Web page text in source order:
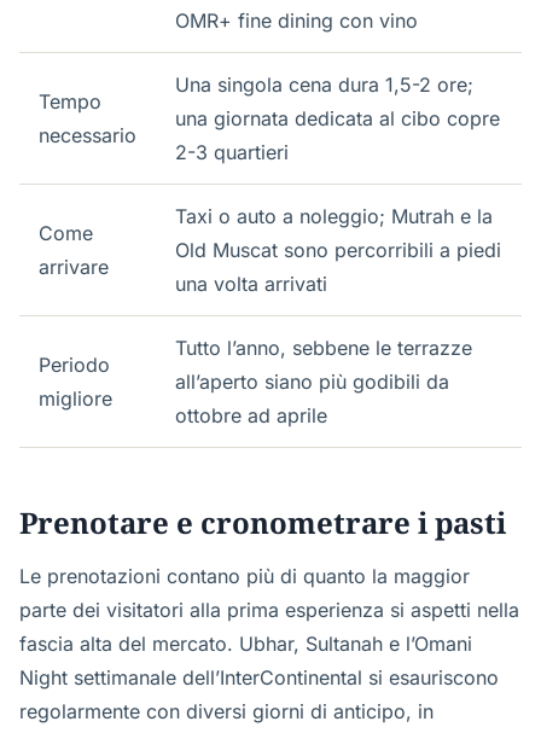
OMR+ fine dining con vino
Tempo
necessario
Una singola cena dura 1,5-2 ore;
una giornata dedicata al cibo copre
2-3 quartieri
Come
arrivare
Taxi o auto a noleggio; Mutrah e la
Old Muscat sono percorribili a piedi
una volta arrivati
Periodo
migliore
Tutto l’anno, sebbene le terrazze
all’aperto siano più godibili da
ottobre ad aprile
Prenotare e cronometrare i pasti
Le prenotazioni contano più di quanto la maggior
parte dei visitatori alla prima esperienza si aspetti nella
fascia alta del mercato. Ubhar, Sultanah e l’Omani
Night settimanale dell’InterContinental si esauriscono
regolarmente con diversi giorni di anticipo, in